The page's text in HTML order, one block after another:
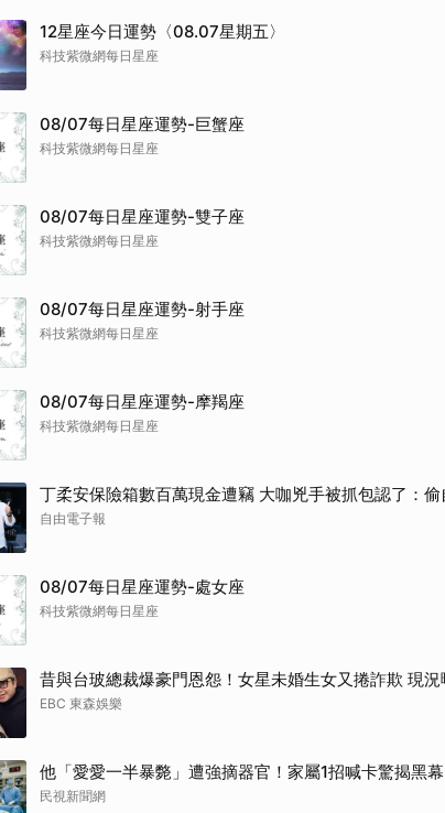
12星座今日運勢〈08.07星期五〉
科技紫微網每日星座
08/07每日星座運勢-巨蟹座
科技紫微網每日星座
08/07每日星座運勢-雙子座
科技紫微網每日星座
08/07每日星座運勢-射手座
科技紫微網每日星座
08/07每日星座運勢-摩羯座
科技紫微網每日星座
丁柔安保險箱數百萬現金遭竊 大咖兇手被抓包認了：
自由電子報
08/07每日星座運勢-處女座
科技紫微網每日星座
昔與台玻總裁爆豪門恩怨！女星未婚生女又捲詐欺 現況
EBC 東森娛樂
他「愛愛一半暴斃」遭強摘器官！家屬1招喊卡驚揭黑幕
民視新聞網